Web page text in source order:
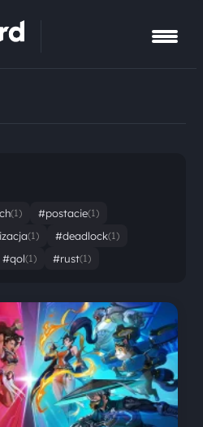
(1) #postacie(1)
(1) #deadlock(1)
#qol(1) #rust(1)